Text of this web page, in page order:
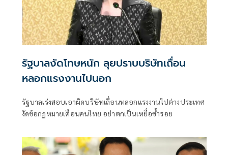
รัฐบาลงัดโทษหนัก ลุยปราบบริษัทเถื่อน
หลอกแรงงานไปนอก
รัฐบาลเร่งสอบเอาผิดบริษัทเถื่อนหลอกแรงงานไปต่างประเทศ
งัดข้อกฎหมายเตือนคนไทย อย่าตกเป็นเหยื่อซ้ำรอย